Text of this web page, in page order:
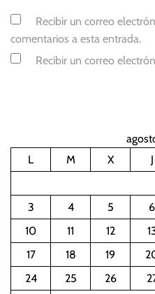
é
s
Recibir un correo
comentarios a esta entrada.
Recibir un correo
L
M X J
3
4 5 6
10
11 12
17
18 19
24
25 26